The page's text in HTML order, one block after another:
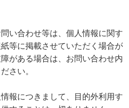
い合わせ等は、個人情報に関す
等に掲載させていただく場合が
がある場合は、お問い合わせ内
さい。
報につきまして、目的外利用す